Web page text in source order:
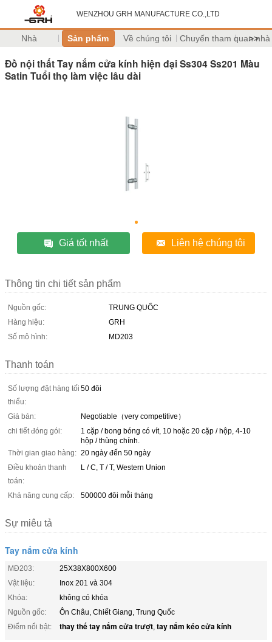
WENZHOU GRH MANUFACTURE CO.,LTD
Nhà Sản phẩm Về chúng tôi Chuyến tham quan nhà
>>
Đồ nội thất Tay nắm cửa kính hiện đại Ss304 Ss201 Màu
Satin Tuổi thọ làm việc lâu dài
Giá tốt nhất Liên hệ chúng tôi
Thông tin chi tiết sản phẩm
Nguồn gốc:
TRUNG QUỐC
Hàng hiệu:
GRH
Số mô hình:
MD203
Thanh toán
Số lượng đặt hàng tối
thiểu:
50 đôi
Giá bán:
Negotiable（very competitive）
chi tiết đóng gói:
1 cặp / bong bóng có vít, 10 hoặc 20 cặp / hộp, 4-10
hộp / thùng chính.
Thời gian giao hàng: 20 ngày đến 50 ngày
Điều khoản thanh
toán:
L / C, T / T, Western Union
Khả năng cung cấp: 500000 đôi mỗi tháng
Sự miêu tả
Tay nắm cửa kính
MĐ203:
25X38X800X600
Vật liệu:
Inox 201 và 304
Khóa:
không có khóa
Nguồn gốc:
Ôn Châu, Chiết Giang, Trung Quốc
Điểm nổi bật:
thay thế tay nắm cửa trượt, tay nắm kéo cửa kính